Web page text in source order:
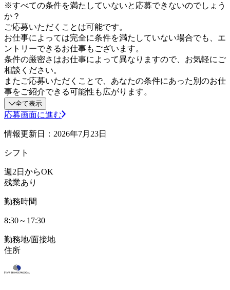
※すべての条件を満たしていないと応募できないのでしょう
か？
ご応募いただくことは可能です。
お仕事によっては完全に条件を満たしていない場合でも、エ
ントリーできるお仕事もございます。
条件の厳密さはお仕事によって異なりますので、お気軽にご
相談ください。
またご応募いただくことで、あなたの条件にあった別のお仕
事をご紹介できる可能性も広がります。
全て表示
応募画面に進む
情報更新日：2026年7月23日
シフト
週2日からOK
残業あり
勤務時間
8:30～17:30
勤務地/面接地
住所